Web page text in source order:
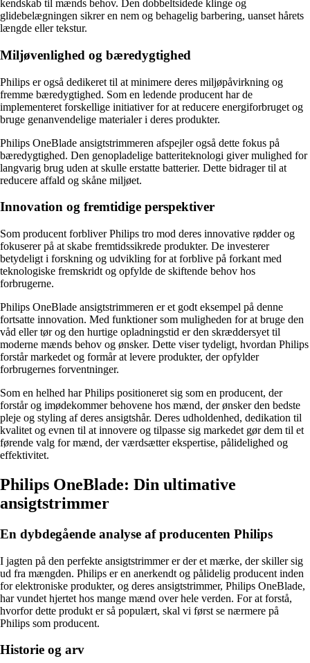
kendskab til mænds behov. Den dobbeltsidede klinge og
glidebelægningen sikrer en nem og behagelig barbering, uanset hårets
længde eller tekstur.
Miljøvenlighed og bæredygtighed
Philips er også dedikeret til at minimere deres miljøpåvirkning og
fremme bæredygtighed. Som en ledende producent har de
implementeret forskellige initiativer for at reducere energiforbruget og
bruge genanvendelige materialer i deres produkter.
Philips OneBlade ansigtstrimmeren afspejler også dette fokus på
bæredygtighed. Den genopladelige batteriteknologi giver mulighed for
langvarig brug uden at skulle erstatte batterier. Dette bidrager til at
reducere affald og skåne miljøet.
Innovation og fremtidige perspektiver
Som producent forbliver Philips tro mod deres innovative rødder og
fokuserer på at skabe fremtidssikrede produkter. De investerer
betydeligt i forskning og udvikling for at forblive på forkant med
teknologiske fremskridt og opfylde de skiftende behov hos
forbrugerne.
Philips OneBlade ansigtstrimmeren er et godt eksempel på denne
fortsatte innovation. Med funktioner som muligheden for at bruge den
våd eller tør og den hurtige opladningstid er den skræddersyet til
moderne mænds behov og ønsker. Dette viser tydeligt, hvordan Philips
forstår markedet og formår at levere produkter, der opfylder
forbrugernes forventninger.
Som en helhed har Philips positioneret sig som en producent, der
forstår og imødekommer behovene hos mænd, der ønsker den bedste
pleje og styling af deres ansigtshår. Deres udholdenhed, dedikation til
kvalitet og evnen til at innovere og tilpasse sig markedet gør dem til et
førende valg for mænd, der værdsætter ekspertise, pålidelighed og
effektivitet.
Philips OneBlade: Din ultimative
ansigtstrimmer
En dybdegående analyse af producenten Philips
I jagten på den perfekte ansigtstrimmer er der et mærke, der skiller sig
ud fra mængden. Philips er en anerkendt og pålidelig producent inden
for elektroniske produkter, og deres ansigtstrimmer, Philips OneBlade,
har vundet hjertet hos mange mænd over hele verden. For at forstå,
hvorfor dette produkt er så populært, skal vi først se nærmere på
Philips som producent.
Historie og arv